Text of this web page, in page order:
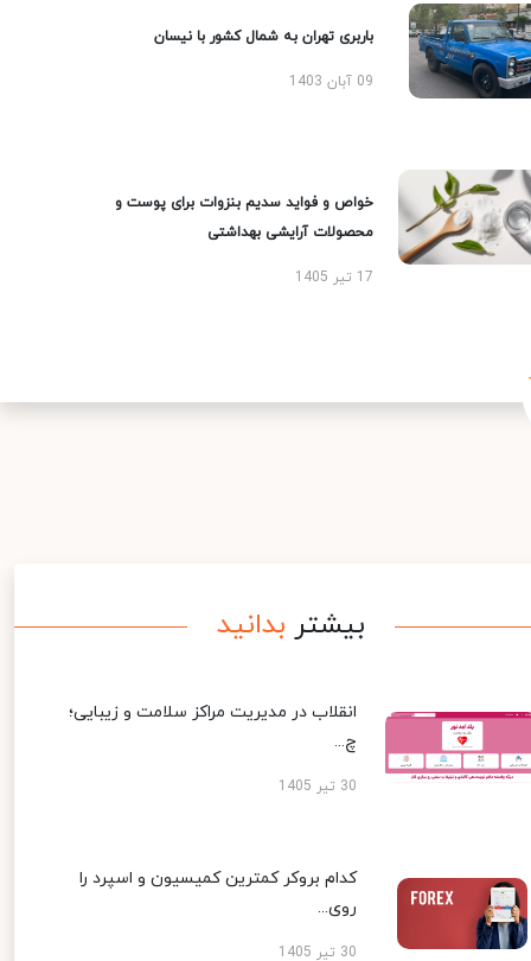
باربری تهران به شمال کشور با نیسان
09 آبان 1403
خواص و فواید سدیم بنزوات برای پوست و
محصولات آرایشی بهداشتی
17 تیر 1405
بیشتر بدانید
انقلاب در مدیریت مراکز سلامت و زیبایی؛
چ...
30 تیر 1405
کدام بروکر کمترین کمیسیون و اسپرد را
روی...
30 تیر 1405